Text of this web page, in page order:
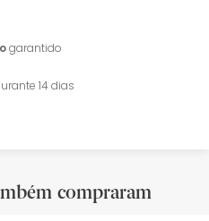
garantido
14 dias
compraram